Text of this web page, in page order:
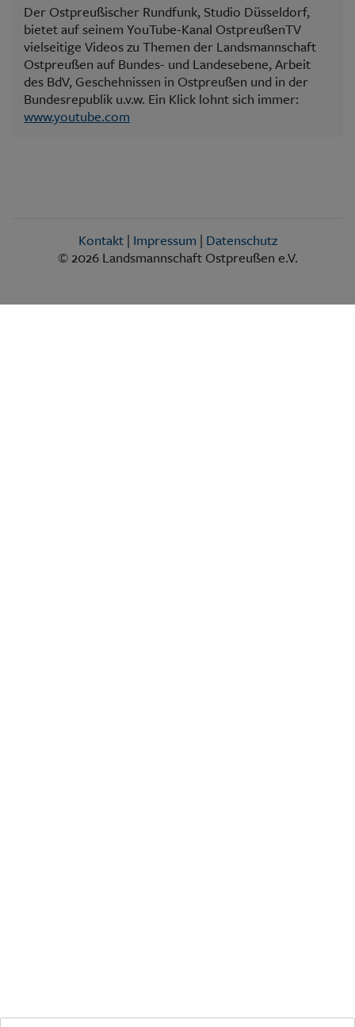
Der Ostpreußischer Rundfunk, Studio Düsseldorf,
bietet auf seinem YouTube-Kanal OstpreußenTV
vielseitige Videos zu Themen der Landsmannschaft
Ostpreußen auf Bundes- und Landesebene, Arbeit
des BdV, Geschehnissen in Ostpreußen und in der
Bundesrepublik u.v.w. Ein Klick lohnt sich immer:
www.youtube.com
Kontakt| Impressum | Datenschutz
© 2026 Landsmannschaft Ostpreußen e.V.